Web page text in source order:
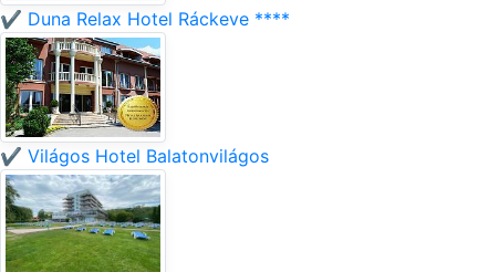
✔️ Duna Relax Hotel Ráckeve ****
✔️ Világos Hotel Balatonvilágos